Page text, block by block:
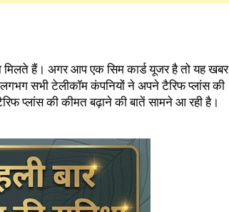
हैं। अगर आप एक सिम कार्ड यूजर है तो यह खबर
सभी टेलीकॉम कंपनियों ने अपने टैरिफ प्लांस की
प्लांस की कीमत बढ़ाने की बातें सामने आ रही है।